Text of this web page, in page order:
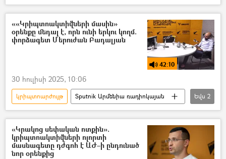
Կենտրոնական բանկ (ԿԲ)
Մարտին Գալստյան
Բանկ
Արման Եղոյան
««Կրիպտոակտիվների մասին»
օրենքը մեդալ է, որն ունի երկու կողմ.
փորձագետ Մերուժան Բադալյան
42:10
30 հուլիսի 2025, 10:06
կրիպտոարժույթ
Sputnik Արմենիա ռադիոկայան
պոդկաստ
Ուրիշ նորություններ
Եվս 2
«Կրակոց սեփական ոտքին».
կրիպտոակտիվների ոլորտի
մասնագետը դժգոհ է ԱԺ–ի ընդունած
նոր օրենքից